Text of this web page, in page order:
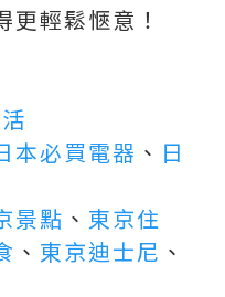
輕鬆愜意！
本必買電器 、 日
景點 、 東京住
、 東京迪士尼 、